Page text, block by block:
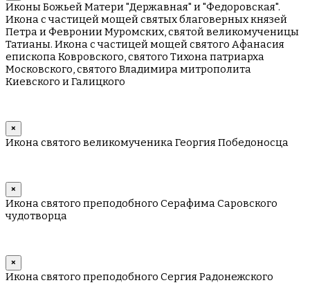
Иконы Божьей Матери "Державная" и "Федоровская".
Икона с частицей мощей святых благоверных князей
Петра и Февронии Муромских, святой великомученицы
Татианы. Икона с частицей мощей святого Афанасия
епископа Ковровского, святого Тихона патриарха
Московского, святого Владимира митрополита
Киевского и Галицкого
×
Икона святого великомученика Георгия Победоносца
×
Икона святого преподобного Серафима Саровского
чудотворца
×
Икона святого преподобного Сергия Радонежского